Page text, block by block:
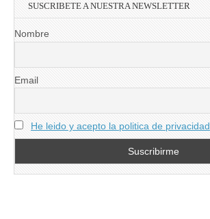
SUSCRIBETE A NUESTRA NEWSLETTER
Nombre
Email
He leido y acepto la politica de privacidad